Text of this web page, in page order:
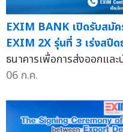
EXIM BANK เปิดรับสมั
EXIM 2X รุ่นที่ 3 เร่งสปีด
ธนาคารเพื่อการส่งออกแล
06 ก.ค.